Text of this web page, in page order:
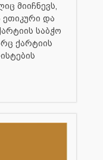
მიიჩნევს,
და
საბჭო
ქარტიის